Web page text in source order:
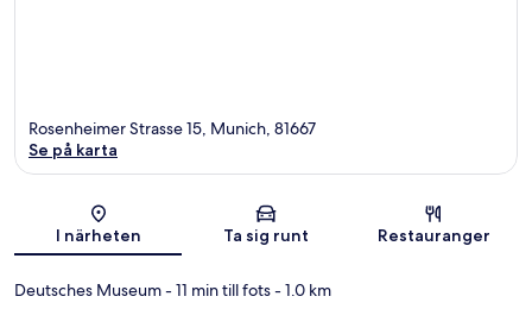
Karta
Rosenheimer Strasse 15, Munich, 81667
Se på karta
I närheten Ta sig runt Restauranger
Deutsches Museum- 11 min till fots- 1.0 km